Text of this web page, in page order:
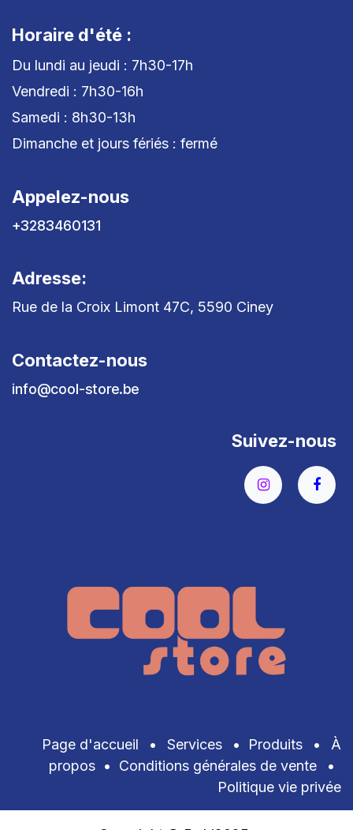
Horaire d'été :
Du lundi au jeudi : 7h30-17h
Vendredi : 7h30-16h
Samedi : 8h30-13h
Dimanche et jours fériés : fermé
Appelez-nous
+3283460131
Adresse:
Rue de la Croix Limont 47C, 5590 Ciney
Contactez-nous
info@cool-store.be
Suivez-nous
Page d'accueil • Services • Produits •
À
propos • Conditions générales de vente
•
Politique vie privée